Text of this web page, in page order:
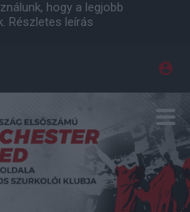
hogy a legjobb
Részletes leírás